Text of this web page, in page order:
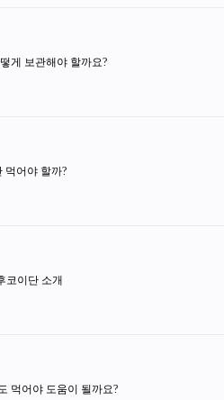
게 보관해야 할까요?
먹어야 할까?
코이단 소개
먹어야 도움이 될까요?